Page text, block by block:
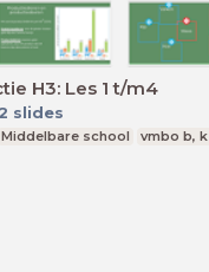
H3: Les 1 t/m4
slides
Middelbare school vmbo b, k